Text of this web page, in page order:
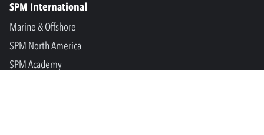
SPM International
Marine & Offshore
SPM North America
SPM Academy